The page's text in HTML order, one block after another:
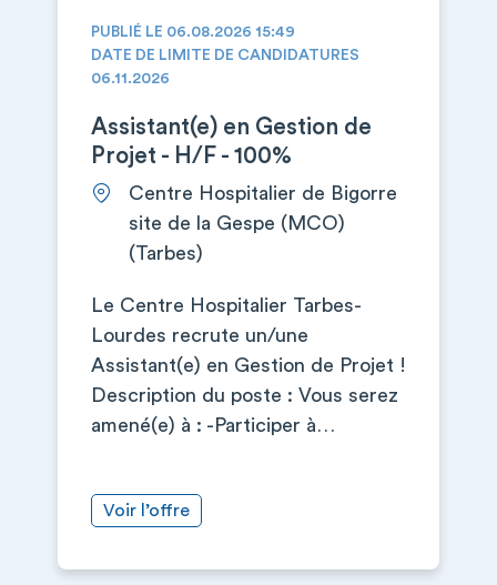
PUBLIÉ LE 06.08.2026 15:49
DATE DE LIMITE DE CANDIDATURES
06.11.2026
Assistant(e) en Gestion de
Projet - H/F - 100%
Centre Hospitalier de Bigorre
site de la Gespe (MCO)
(Tarbes)
Le Centre Hospitalier Tarbes-
Lourdes recrute un/une
Assistant(e) en Gestion de Projet !
Description du poste : Vous serez
amené(e) à : -Participer à…
Voir l’offre